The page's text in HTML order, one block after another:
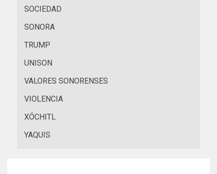
SOCIEDAD
SONORA
TRUMP
UNISON
VALORES SONORENSES
VIOLENCIA
XÓCHITL
YAQUIS